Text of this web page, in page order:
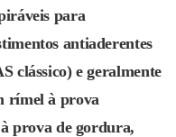
​​para
antiaderentes
clássico) e geralmente
rímel à prova
prova de gordura,